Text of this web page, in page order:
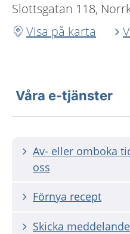
Slottsgatan 118,
Visa på karta
Våra e-tjänster
Av- eller omboka
oss
Förnya recept
Skicka